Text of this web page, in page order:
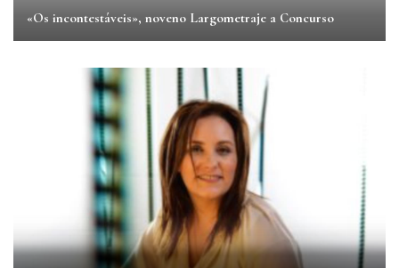
«Os incontestáveis», noveno Largometraje a Concurso